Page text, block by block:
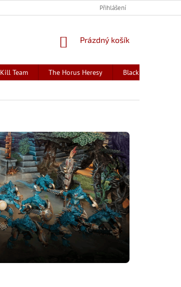
Přihlášení
NÁKUPNÍ
Prázdný košík
Kill Team The Horus Heresy
Black Library -